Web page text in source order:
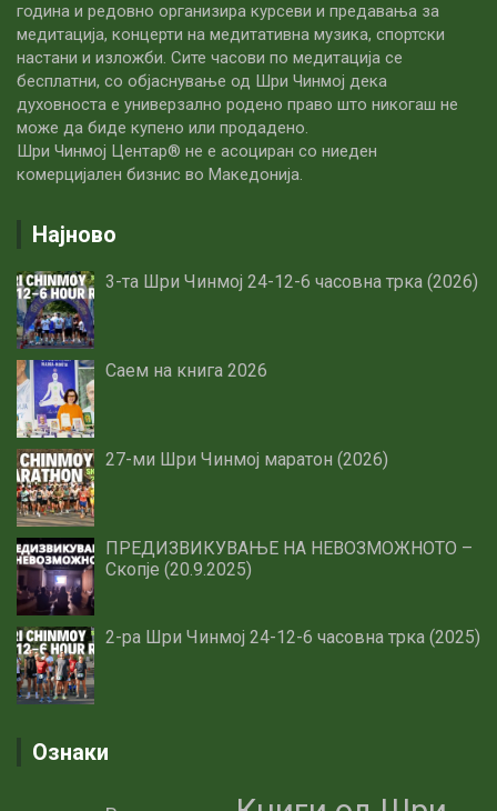
година и редовно организира курсеви и предавања за
медитација, концерти на медитативна музика, спортски
настани и изложби. Сите часови по медитацијa се
бесплатни, со објаснување од Шри Чинмој дека
духовноста е универзално родено право што никогаш не
може да биде купено или продадено.
Шри Чинмој Центар® не е асоциран со ниеден
комерцијален бизнис во Македонија.
Најново
3-та Шри Чинмој 24-12-6 часовна трка (2026)
Саем на книга 2026
27-ми Шри Чинмој маратон (2026)
ПРЕДИЗВИКУВАЊЕ НА НЕВОЗМОЖНОТО –
Скопје (20.9.2025)
2-ра Шри Чинмој 24-12-6 часовна трка (2025)
Ознаки